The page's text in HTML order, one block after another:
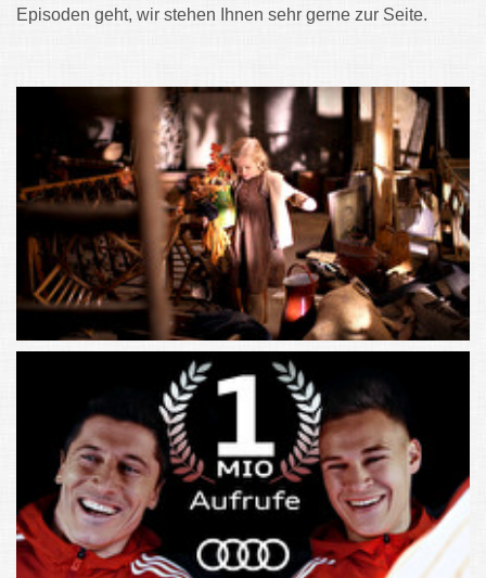
Episoden geht, wir stehen Ihnen sehr gerne zur Seite.